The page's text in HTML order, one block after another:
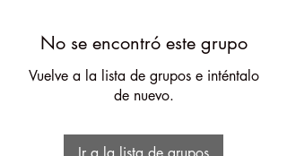
No se encontró este grupo
Vuelve a la lista de grupos e inténtalo
de nuevo.